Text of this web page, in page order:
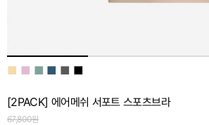
■ ■ ■ ■ ■ ■
[2PACK] 에어메쉬 서포트 스포츠브라
67,800원